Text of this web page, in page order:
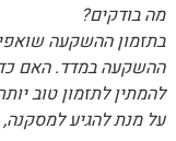
מה בודקים?
בתזמון ההשקעה
ההשקעה במדד. האם
להמתין לתזמון טוב
על מנת להגיע